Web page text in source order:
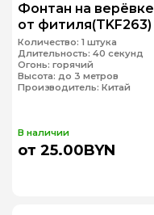
Фонтан на верёвке
от фитиля(TKF263)
Количество: 1 штука
Длительность: 40 секунд
Огонь: горячий
Высота: до 3 метров
Производитель: Китай
В наличии
от 25.00BYN